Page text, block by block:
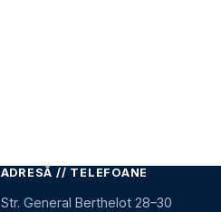
ADRESĂ // TELEFOANE
Str. General Berthelot 28–30